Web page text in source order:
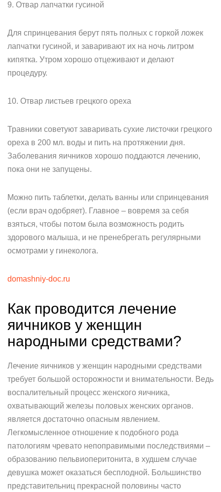
9. Отвар лапчатки гусиной
Для спринцевания берут пять полных с горкой ложек
лапчатки гусиной, и заваривают их на ночь литром
кипятка. Утром хорошо отцеживают и делают
процедуру.
10. Отвар листьев грецкого ореха
Травники советуют заваривать сухие листочки грецкого
ореха в 200 мл. воды и пить на протяжении дня.
Заболевания яичников хорошо поддаются лечению,
пока они не запущены.
Можно пить таблетки, делать ванны или спринцевания
(если врач одобряет). Главное – вовремя за себя
взяться, чтобы потом была возможность родить
здорового малыша, и не пренебрегать регулярными
осмотрами у гинеколога.
domashniy-doc.ru
Как проводится лечение
яичников у женщин
народными средствами?
Лечение яичников у женщин народными средствами
требует большой осторожности и внимательности. Ведь
воспалительный процесс женского яичника,
охватывающий железы половых женских органов.
является достаточно опасным явлением.
Легкомысленное отношение к подобного рода
патологиям чревато непоправимыми последствиями –
образованию пельвиоперитонита, в худшем случае
девушка может оказаться бесплодной. Большинство
представительниц прекрасной половины часто